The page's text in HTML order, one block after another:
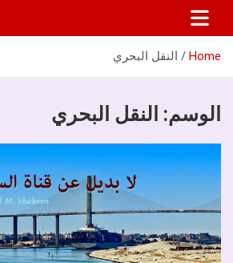
Home النقل البحري
الوسم: النقل البحري